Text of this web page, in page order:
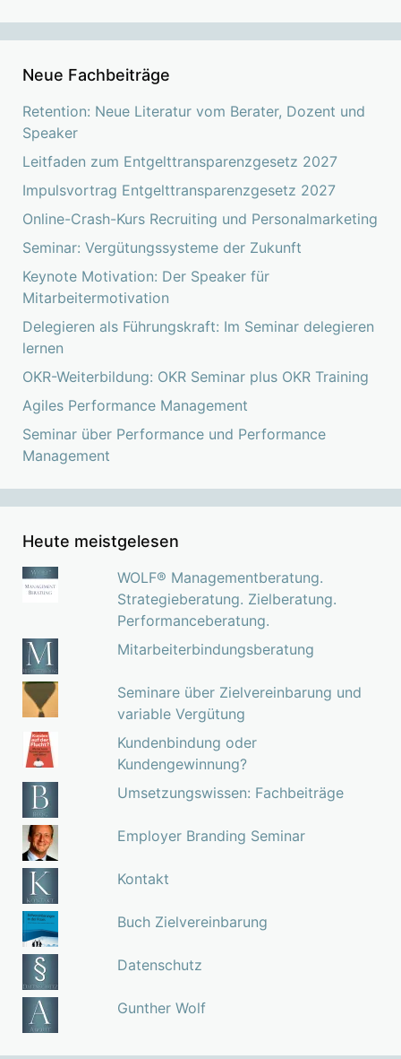
Neue Fachbeiträge
Retention: Neue Literatur vom Berater, Dozent und
Speaker
Leitfaden zum Entgelttransparenzgesetz 2027
Impulsvortrag Entgelttransparenzgesetz 2027
Online-Crash-Kurs Recruiting und Personalmarketing
Seminar: Vergütungssysteme der Zukunft
Keynote Motivation: Der Speaker für
Mitarbeitermotivation
Delegieren als Führungskraft: Im Seminar delegieren
lernen
OKR-Weiterbildung: OKR Seminar plus OKR Training
Agiles Performance Management
Seminar über Performance und Performance
Management
Heute meistgelesen
WOLF® Managementberatung.
Strategieberatung. Zielberatung.
Performanceberatung.
Mitarbeiterbindungsberatung
Seminare über Zielvereinbarung und
variable Vergütung
Kundenbindung oder
Kundengewinnung?
Umsetzungswissen: Fachbeiträge
Employer Branding Seminar
Kontakt
Buch Zielvereinbarung
Datenschutz
Gunther Wolf